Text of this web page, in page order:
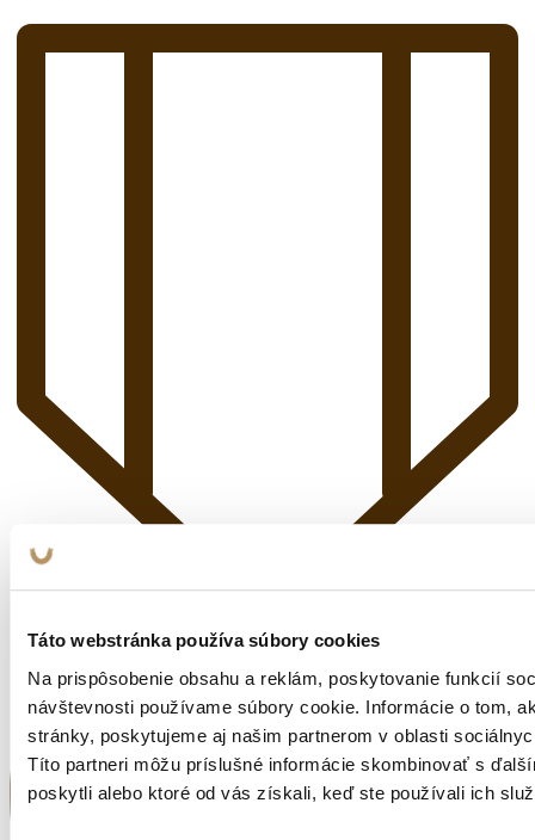
Táto webstránka používa súbory cookies
Na prispôsobenie obsahu a reklám, poskytovanie funkcií
návštevnosti používame súbory cookie. Informácie o tom,
stránky, poskytujeme aj našim partnerom v oblasti
Títo partneri môžu príslušné informácie skombinovať s
poskytli alebo ktoré od vás získali, keď ste používali ich